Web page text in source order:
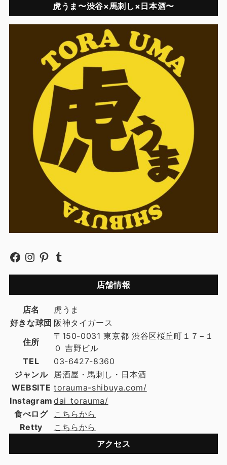
虎うま〜渋谷×馬刺し×日本酒〜
店舗情報
店名
虎うま
好きな球団 阪神タイガース
住所
〒150-0031 東京都 渋谷区桜丘町１７−１
０ 吉野ビル
TEL
03-6427-8360
ジャンル
居酒屋・馬刺し・日本酒
WEBSITE torauma-shibuya.com/
Instagram dai_torauma/
食べログ
こちらから
Retty
こちらから
アクセス